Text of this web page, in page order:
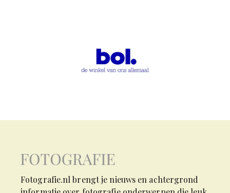
Fotografie.nl brengt je nieuws en achtergrond